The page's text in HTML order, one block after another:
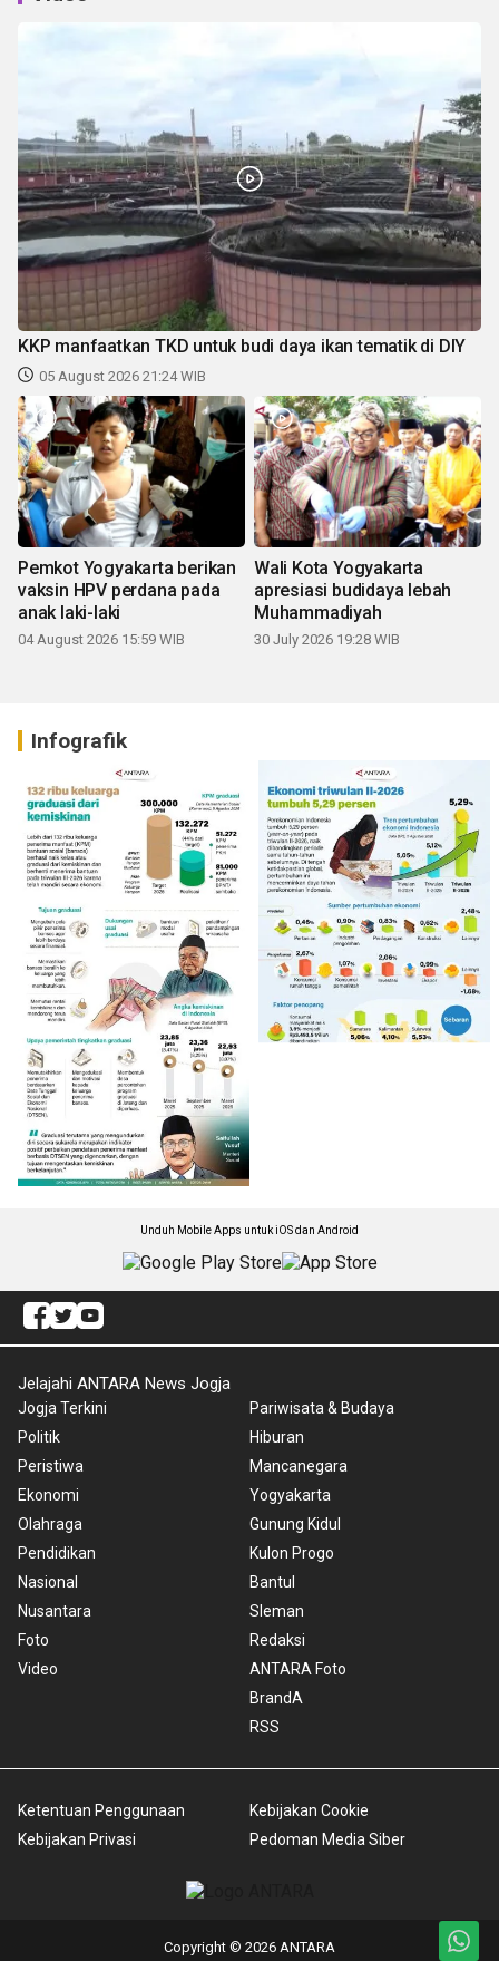
KKP manfaatkan TKD untuk budi daya ikan tematik di DIY
05 August 2026 21:24 WIB
Pemkot Yogyakarta berikan
vaksin HPV perdana pada
anak laki-laki
04 August 2026 15:59 WIB
Wali Kota Yogyakarta
apresiasi budidaya lebah
Muhammadiyah
30 July 2026 19:28 WIB
Infografik
Unduh Mobile Apps untuk iOS dan Android
Jelajahi ANTARA News Jogja
Jogja Terkini
Politik
Peristiwa
Ekonomi
Olahraga
Pendidikan
Nasional
Nusantara
Foto
Video
Pariwisata & Budaya
Hiburan
Mancanegara
Yogyakarta
Gunung Kidul
Kulon Progo
Bantul
Sleman
Redaksi
ANTARA Foto
BrandA
RSS
Ketentuan Penggunaan
Kebijakan Privasi
Kebijakan Cookie
Pedoman Media Siber
Copyright © 2026 ANTARA